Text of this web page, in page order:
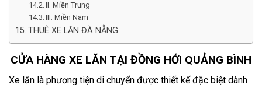
II. Miền Trung
III. Miền Nam
THUÊ XE LĂN ĐÀ NẴNG
CỬA HÀNG XE LĂN TẠI ĐỒNG HỚI QUẢNG BÌNH
Xe lăn là phương tiện di chuyển được thiết kế đặc biệt dành